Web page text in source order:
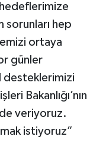
sorunları hep
ortaya
günler
desteklerimizi
Bakanlığı’nın
veriyoruz.
istiyoruz”